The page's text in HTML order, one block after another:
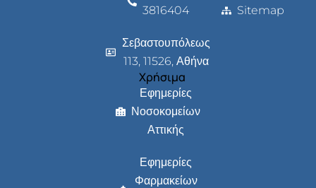
3816404
Σεβαστουπόλεως
113, 11526, Αθήνα
Χρήσιμα
Εφημερίες
Νοσοκομείων
Αττικής
Εφημερίες
Φαρμακείων
Sitemap